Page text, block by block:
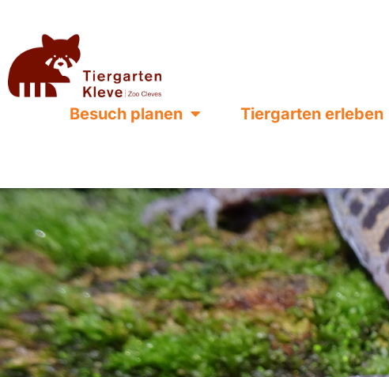
Besuch planen Tiergarten erleben